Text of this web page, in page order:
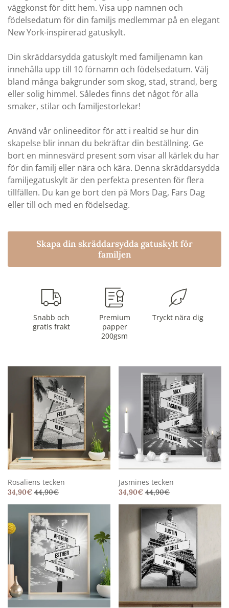
väggkonst för ditt hem. Visa upp namnen och
födelsedatum för din familjs medlemmar på en elegant
New York-inspirerad gatuskylt.
Din skräddarsydda gatuskylt med familjenamn kan
innehålla upp till 10 förnamn och födelsedatum. Välj
bland många bakgrunder som skog, stad, strand, berg
eller solig himmel. Således finns det något för alla
smaker, stilar och familjestorlekar!
Använd vår onlineeditor för att i realtid se hur din
skapelse blir innan du bekräftar din beställning. Ge
bort en minnesvärd present som visar all kärlek du har
för din familj eller nära och kära. Denna skräddarsydda
familjegatuskylt är den perfekta presenten för flera
tillfällen. Du kan ge bort den på Mors Dag, Fars Dag
eller till och med en födelsedag.
Skapa din skräddarsydda gatuskylt för
familjen
Snabb och
gratis frakt
Premium
papper
200gsm
Tryckt nära dig
Rosaliens tecken
34,90€ 44,90€
Jasmines tecken
34,90€ 44,90€